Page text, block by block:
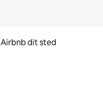
Airbnb dit sted